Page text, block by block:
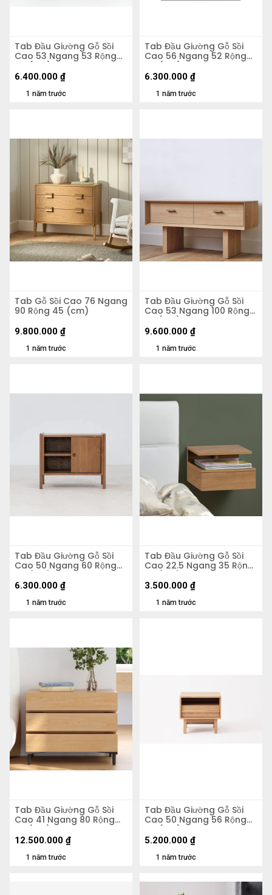
Tab Đầu Giường Gỗ Sồi
Cao 53 Ngang 53 Rộng
40 (cm)
1 năm trước
6.400.000 ₫
Tab Đầu Giường Gỗ Sồi
Cao 56 Ngang 52 Rộng
40 (cm)
1 năm trước
6.300.000 ₫
Tab Gỗ Sồi Cao 76 Ngang
90 Rộng 45 (cm)
1 năm trước
9.800.000 ₫
Tab Đầu Giường Gỗ Sồi
Cao 53 Ngang 100 Rộng
38 (cm)
1 năm trước
9.600.000 ₫
Tab Đầu Giường Gỗ Sồi
Cao 50 Ngang 60 Rộng
40 (cm)
1 năm trước
6.300.000 ₫
Tab Đầu Giường Gỗ Sồi
Cao 22.5 Ngang 35 Rộng
32 (cm)
1 năm trước
3.500.000 ₫
Tab Đầu Giường Gỗ Sồi
Cao 41 Ngang 80 Rộng
80 (cm)
1 năm trước
12.500.000 ₫
Tab Đầu Giường Gỗ Sồi
Cao 50 Ngang 56 Rộng
48 (cm)
1 năm trước
5.200.000 ₫